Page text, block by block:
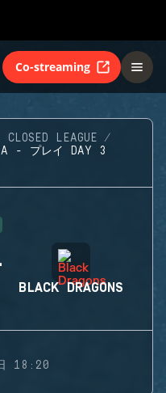
Co-streaming
CLOSED LEAGUE
A - プレイ DAY 3
BLACK DRAGONS
18:20